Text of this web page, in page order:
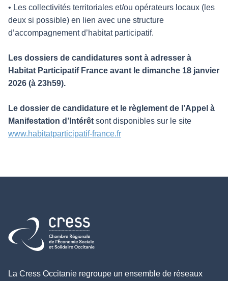
• Les collectivités territoriales et/ou opérateurs locaux (les
deux si possible) en lien avec une structure
d’accompagnement d’habitat participatif.
Les dossiers de candidatures sont à adresser à
Habitat Participatif France avant le dimanche 18 janvier
2026 (à 23h59).
Le dossier de candidature et le règlement de l’Appel à
Manifestation d’Intérêt sont disponibles sur le site
www.habitatparticipatif-france.fr
Retour à l'accueil
La Cress Occitanie regroupe un ensemble de réseaux